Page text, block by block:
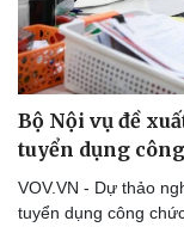
Bộ Nội vụ đề
tuyển dụng
VOV.VN - Dự thảo
tuyển dụng công